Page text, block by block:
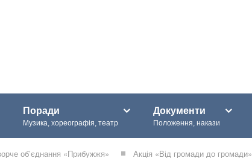
Поради
Музика, хореографія, театр
Документи
Положення, накази
об’єднання «Прибужжя» Акція «Від громади до громади»